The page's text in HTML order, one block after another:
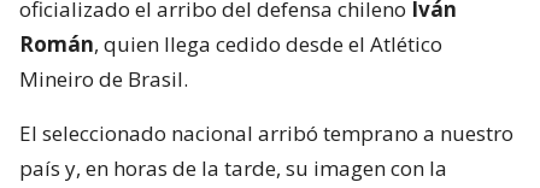
oficializado el arribo del defensa chileno Iván
Román, quien llega cedido desde el Atlético
Mineiro de Brasil.
El seleccionado nacional arribó temprano a nuestro
país y, en horas de la tarde, su imagen con la